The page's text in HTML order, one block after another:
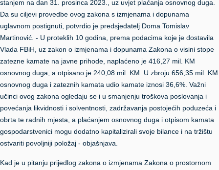
stanjem na dan 31. prosinca 2023., uz uvjet plaćanja osnovnog duga.
Da su ciljevi provedbe ovog zakona s izmjenama i dopunama
uglavnom postignuti, potvrdio je predsjedatelj Doma Tomislav
Martinović. - U proteklih 10 godina, prema podacima koje je dostavila
Vlada FBiH, uz zakon o izmjenama i dopunama Zakona o visini stope
zatezne kamate na javne prihode, naplaćeno je 416,27 mil. KM
osnovnog duga, a otpisano je 240,08 mil. KM. U zbroju 656,35 mil. KM
osnovnog duga i zateznih kamata udio kamate iznosi 36,6%. Važni
učinci ovog zakona ogledaju se i u smanjenju troškova poslovanja i
povećanja likvidnosti i solventnosti, zadržavanja postojećih poduzeća i
obrta te radnih mjesta, a plaćanjem osnovnog duga i otpisom kamata
gospodarstvenici mogu dodatno kapitalizirali svoje bilance i na tržištu
ostvariti povoljniji položaj - objašnjava.
Kad je u pitanju prijedlog zakona o izmjenama Zakona o prostornom